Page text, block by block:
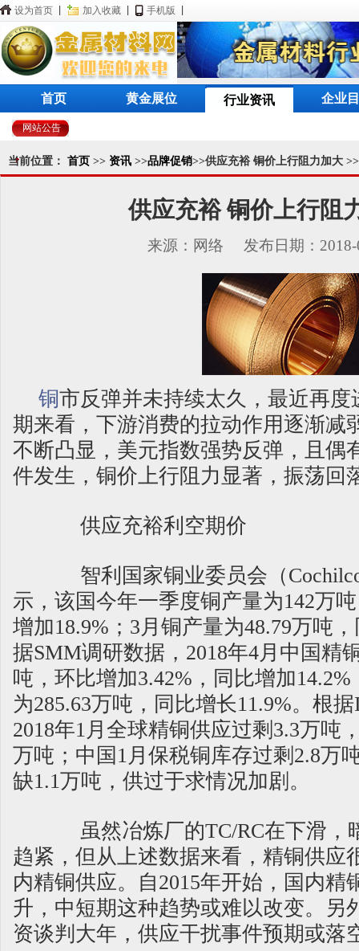
设为首页 加入收藏 手机版
首页 黄金展位 行业资讯 企业
网站公告
当前位置： 首页 >> 资讯 >>品牌促销>>供应充裕 铜价上行阻力加大
供应充裕 铜价上行阻
来源：网络 发布日期：2018-
铜市反弹并未持续太久，最近再度
期来看，下游消费的拉动作用逐渐减
不断凸显，美元指数强势反弹，且偶
件发生，铜价上行阻力显著，振荡回
供应充裕利空期价
智利国家铜业委员会（
示，该国今年一季度铜产量为142万
增加18.9%；3月铜产量为48.79万吨
据SMM调研数据，2018年4月中国精
吨，环比增加3.42%，同比增加
为285.63万吨，同比增长11.9%。根
2018年1月全球精铜供应过剩3.3万吨
万吨；中国1月保税铜库存过剩2.8万
缺1.1万吨，供过于求情况加剧。
虽然冶炼厂的TC/RC在下滑，
趋紧，但从上述数据来看，精铜供应
内精铜供应。自2015年开始，国内精
升，中短期这种趋势或难以改变。另
资谈判大年，供应干扰事件预期或落